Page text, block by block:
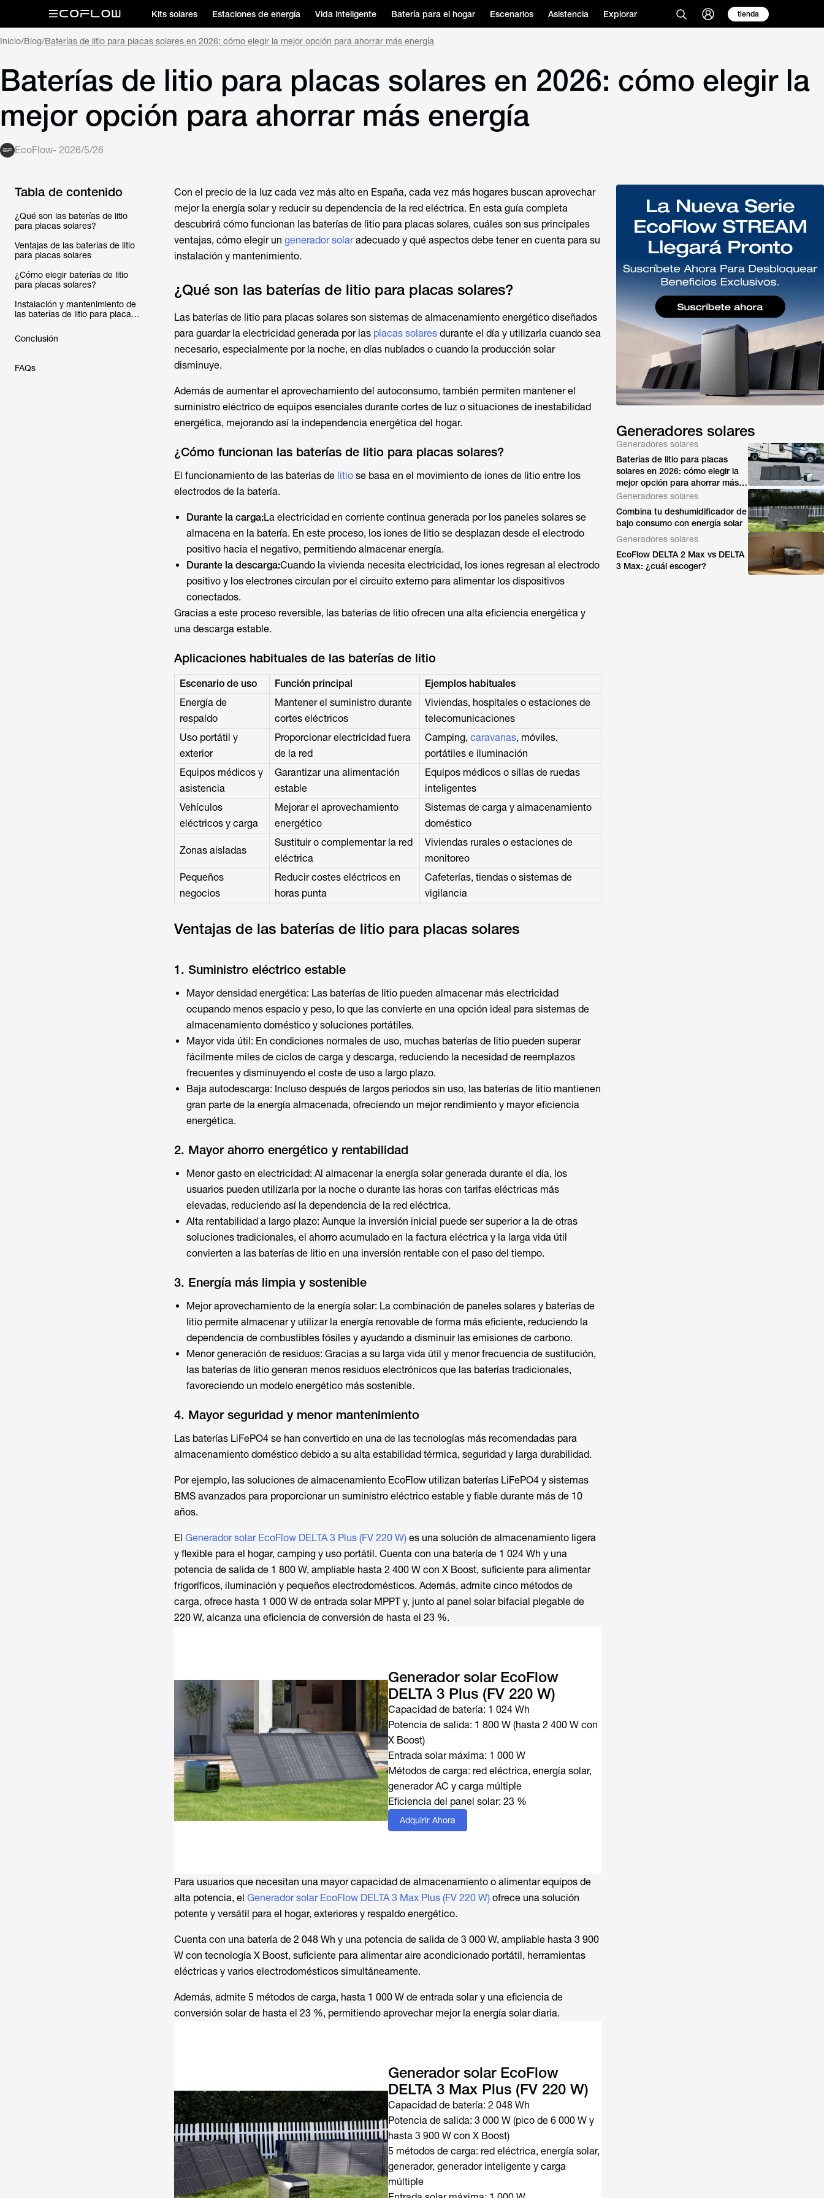
Kits solares Estaciones de energía Vida inteligente Batería para el hogar Escenarios Asistencia Explorar tienda
Inicio/Blog/Baterías de litio para placas solares en 2026: cómo elegir la mejor opción para ahorrar más energía
Baterías de litio para placas solares en 2026: cómo elegir la
mejor opción para ahorrar más energía
EcoFlow- 2026/5/26
Tabla de contenido
¿Qué son las baterías de litio
para placas solares?
Ventajas de las baterías de litio
para placas solares
¿Cómo elegir baterías de litio
para placas solares?
Instalación y mantenimiento de
las baterías de litio para placas
Conclusión
FAQs
Con el precio de la luz cada vez más alto en España, cada vez más hogares buscan aprovechar
mejor la energía solar y reducir su dependencia de la red eléctrica. En esta guía completa
descubrirá cómo funcionan las baterías de litio para placas solares, cuáles son sus principales
ventajas, cómo elegir un generador solaradecuado y qué aspectos debe tener en cuenta para su
instalación y mantenimiento.
¿Qué son las baterías de litio para placas solares?
Las baterías de litio para placas solaresson sistemas de almacenamiento energético diseñados
para guardar la electricidad generada por las placas solaresdurante el día y utilizarla cuando sea
necesario, especialmente por la noche, en días nublados o cuando la producción solar
disminuye.
Además de aumentar el aprovechamiento del autoconsumo, también permiten mantener el
suministro eléctrico de equipos esenciales durante cortes de luz o situaciones de inestabilidad
energética, mejorando así la independencia energética del hogar.
¿Cómo funcionan las baterías de litio para placas solares?
El funcionamiento de las baterías de litiose basa en el movimiento de iones de litio entre los
electrodos de la batería.
Durante la carga:La electricidad en corriente continua generada por los paneles solares se
almacena en la batería. En este proceso, los iones de litio se desplazan desde el electrodo
positivo hacia el negativo, permitiendo almacenar energía.
Durante la descarga:Cuando la vivienda necesita electricidad, los iones regresan al electrodo
positivo y los electrones circulan por el circuito externo para alimentar los dispositivos
conectados.
Gracias a este proceso reversible, las baterías de litio ofrecen una alta eficiencia energética y
una descarga estable.
Aplicaciones habituales de las baterías de litio
Escenario de uso Función principal
Ejemplos habituales
Energía de
respaldo
Mantener el suministro durante
cortes eléctricos
Viviendas, hospitales o estaciones de
telecomunicaciones
Uso portátil y
exterior
Proporcionar electricidad fuera
de la red
Camping, caravanas, móviles,
portátiles e iluminación
Equipos médicos y
asistencia
Garantizar una alimentación
estable
Equipos médicos o sillas de ruedas
inteligentes
Vehículos
eléctricos y carga
Mejorar el aprovechamiento
energético
Sistemas de carga y almacenamiento
doméstico
Zonas aisladas
Sustituir o complementar la red
eléctrica
Viviendas rurales o estaciones de
monitoreo
Pequeños
negocios
Reducir costes eléctricos en
horas punta
Cafeterías, tiendas o sistemas de
vigilancia
Ventajas de las baterías de litio para placas solares
1. Suministro eléctrico estable
Mayor densidad energética: Las baterías de litio pueden almacenar más electricidad
ocupando menos espacio y peso, lo que las convierte en una opción ideal para sistemas de
almacenamiento doméstico y soluciones portátiles.
Mayor vida útil: En condiciones normales de uso, muchas baterías de litio pueden superar
fácilmente miles de ciclos de carga y descarga, reduciendo la necesidad de reemplazos
frecuentes y disminuyendo el coste de uso a largo plazo.
Baja autodescarga: Incluso después de largos periodos sin uso, las baterías de litio mantienen
gran parte de la energía almacenada, ofreciendo un mejor rendimiento y mayor eficiencia
energética.
2. Mayor ahorro energético y rentabilidad
Menor gasto en electricidad: Al almacenar la energía solar generada durante el día, los
usuarios pueden utilizarla por la noche o durante las horas con tarifas eléctricas más
elevadas, reduciendo así la dependencia de la red eléctrica.
Alta rentabilidad a largo plazo: Aunque la inversión inicial puede ser superior a la de otras
soluciones tradicionales, el ahorro acumulado en la factura eléctrica y la larga vida útil
convierten a las baterías de litio en una inversión rentable con el paso del tiempo.
3. Energía más limpia y sostenible
Mejor aprovechamiento de la energía solar: La combinación de paneles solares y baterías de
litio permite almacenar y utilizar la energía renovable de forma más eficiente, reduciendo la
dependencia de combustibles fósiles y ayudando a disminuir las emisiones de carbono.
Menor generación de residuos: Gracias a su larga vida útil y menor frecuencia de sustitución,
las baterías de litio generan menos residuos electrónicos que las baterías tradicionales,
favoreciendo un modelo energético más sostenible.
4. Mayor seguridad y menor mantenimiento
Las baterías LiFePO4 se han convertido en una de las tecnologías más recomendadas para
almacenamiento doméstico debido a su alta estabilidad térmica, seguridad y larga durabilidad.
Por ejemplo, las soluciones de almacenamiento EcoFlow utilizan baterías LiFePO4 y sistemas
BMS avanzados para proporcionar un suministro eléctrico estable y fiable durante más de 10
años.
El Generador solar EcoFlow DELTA 3 Plus (FV 220 W)es una solución de almacenamiento ligera
y flexible para el hogar, camping y uso portátil. Cuenta con una batería de 1 024 Wh y una
potencia de salida de 1 800 W, ampliable hasta 2 400 W con X Boost, suficiente para alimentar
frigoríficos, iluminación y pequeños electrodomésticos. Además, admite cinco métodos de
carga, ofrece hasta 1 000 W de entrada solar MPPT y, junto al panel solar bifacial plegable de
220 W, alcanza una eficiencia de conversión de hasta el 23 %.
Generador solar EcoFlow
DELTA 3 Plus (FV 220 W)
Capacidad de batería: 1 024 Wh
Potencia de salida: 1 800 W (hasta 2 400 W con
X Boost)
Entrada solar máxima: 1 000 W
Métodos de carga: red eléctrica, energía solar,
generador AC y carga múltiple
Eficiencia del panel solar: 23 %
Adquirir Ahora
Para usuarios que necesitan una mayor capacidad de almacenamiento o alimentar equipos de
alta potencia, el Generador solar EcoFlow DELTA 3 Max Plus (FV 220 W)ofrece una solución
potente y versátil para el hogar, exteriores y respaldo energético.
Cuenta con una batería de 2 048 Wh y una potencia de salida de 3 000 W, ampliable hasta 3 900
W con tecnología X Boost, suficiente para alimentar aire acondicionado portátil, herramientas
eléctricas y varios electrodomésticos simultáneamente.
Además, admite 5 métodos de carga, hasta 1 000 W de entrada solar y una eficiencia de
conversión solar de hasta el 23 %, permitiendo aprovechar mejor la energía solar diaria.
Generador solar EcoFlow
DELTA 3 Max Plus (FV 220 W)
Capacidad de batería: 2 048 Wh
Potencia de salida: 3 000 W (pico de 6 000 W y
hasta 3 900 W con X Boost)
5 métodos de carga: red eléctrica, energía solar,
generador, generador inteligente y carga
múltiple
Generadores solares
Generadores solares
Baterías de litio para placas
solares en 2026: cómo elegir la
mejor opción para ahorrar más
energía
Generadores solares
Combina tu deshumidificador de
bajo consumo con energía solar
Generadores solares
EcoFlow DELTA 2 Max vs DELTA
3 Max: ¿cuál escoger?